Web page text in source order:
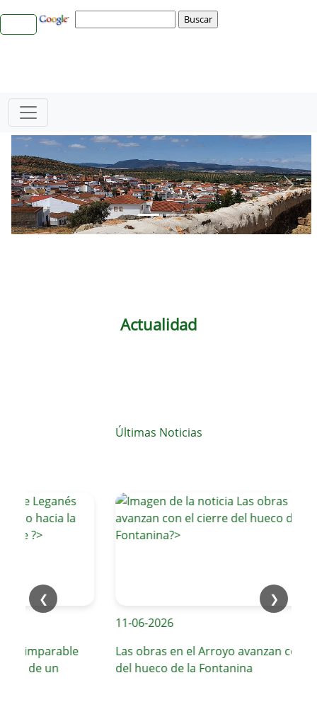
Actualidad
Últimas Noticias
❮ ❯
imparable
de un
11-06-2026
Las obras en el Arroyo avanzan con el
del hueco de la Fontanina